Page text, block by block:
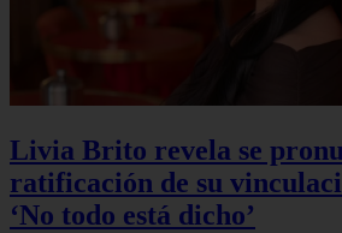
Livia Brito revela se
ratificación de su
‘No todo está dicho’